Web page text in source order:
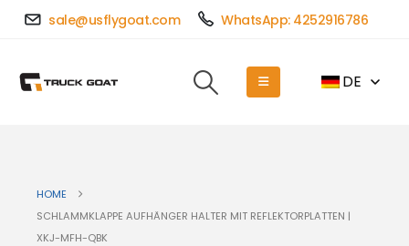
sale@usflygoat.com WhatsApp: 4252916786
DE
HOME
SCHLAMMKLAPPE AUFHÄNGER HALTER MIT REFLEKTORPLATTEN |
XKJ-MFH-QBK